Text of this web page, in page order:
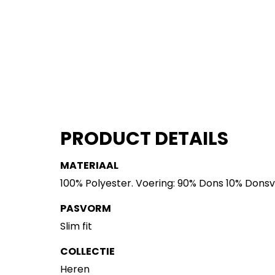
PRODUCT DETAILS
MATERIAAL
100% Polyester. Voering: 90% Dons 10%
PASVORM
Slim fit
COLLECTIE
Heren